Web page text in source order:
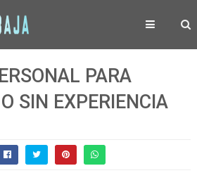
PARA
SIN EXPERIENCIA